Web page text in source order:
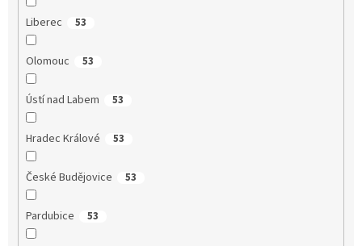
Liberec 53
Olomouc 53
Ústí nad Labem 53
Hradec Králové 53
České Budějovice 53
Pardubice 53